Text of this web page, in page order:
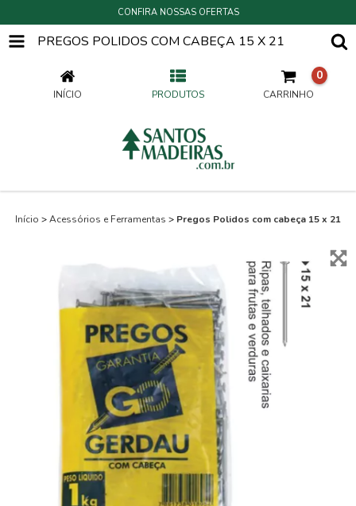
CONFIRA NOSSAS OFERTAS
PREGOS POLIDOS COM CABEÇA 15 X 21
INÍCIO PRODUTOS CARRINHO
0
Início >Acessórios e Ferramentas > Pregos Polidos com cabeça 15 x 21